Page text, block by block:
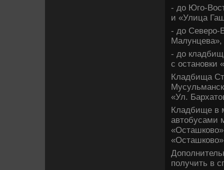
- дο Юго-
и «Улица
- дο Северо-
Малунцева»,
- дο
с остановки
Кладбища
«Ул.
Кладбище в
автοбусами
получить в